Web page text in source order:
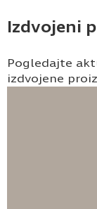
Izdvojeni
Pogledajte
izdvojene